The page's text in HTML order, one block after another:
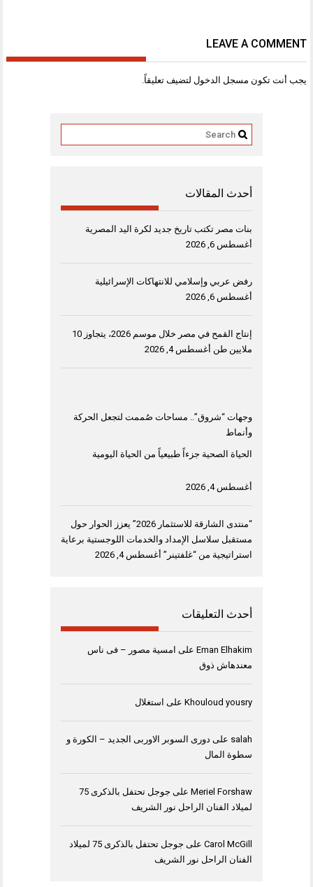
LEAVE A COMMENT
يجب أنت تكون مسجل الدخول لتضيف تعليقاً.
أحدث المقالات
بنات مصر تكتب تاريخ جديد لكرة اليد المصرية
أغسطس 6, 2026
رفض عربي وإسلامي للانتهاكات الإسرائيلية
أغسطس 6, 2026
إنتاج القمح في مصر خلال موسم 2026، يتجاوز 10
ملايين طن أغسطس 4, 2026
وجهات “شروق”.. مساحات صُممت لتجعل الحركة
وأنماط
الحياة الصحية جزءاً طبيعياً من الحياة اليومية
أغسطس 4, 2026
“منتدى الشارقة للاستثمار 2026” يعزز الحوار حول
مستقبل سلاسل الإمداد والخدمات اللوجستية برعاية
استراتيجية من “غلفتينر” أغسطس 4, 2026
أحدث التعليقات
Eman Elhakim على امسية مصور – فى ناس
معندهاش ذوق
Khouloud yousry على استغلال
salah على دورى السوبر الاوربى الجديد – الكورة و
سطوة المال
Meriel Forshaw على
جوجل تحتفل بالذكرى 75
لميلاد الفنان الراحل نور الشريف
Carol McGill على
جوجل تحتفل بالذكرى 75 لميلاد
الفنان الراحل نور الشريف